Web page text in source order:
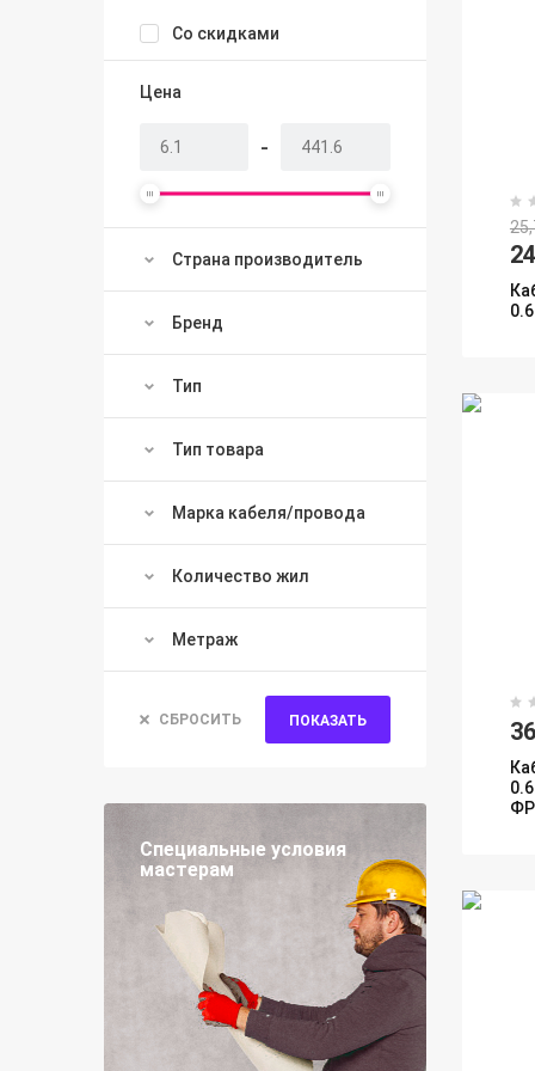
Со скидками
Цена
-
Страна производитель
Бренд
Тип
Тип товара
Марка кабеля/провода
Количество жил
Метраж
СБРОСИТЬ ПОКАЗАТЬ
Специальные условия
мастерам
24